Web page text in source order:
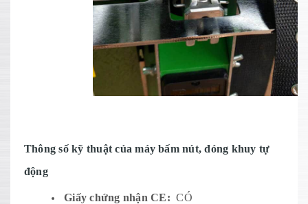
Thông số kỹ thuật của máy bấm nút, đóng khuy tự
động
Giấy chứng nhận CE: CÓ